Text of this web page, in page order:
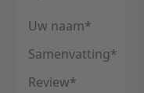
Uw naam
Samenvatting
Review